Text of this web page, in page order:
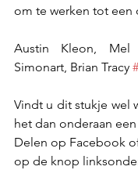
om te werken tot
Austin Kleon, Mel
Simonart, Brian Tracy
Vindt u dit stukje wel
het dan onderaan
Delen op Facebook
op de knop